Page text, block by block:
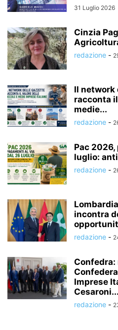
31 Luglio 2026
Cinzia
redazione -
Il network
racconta
medie...
redazione -
Pac
luglio:
redazione -
incontra
redazione -
Confedra:
Imprese
Cesaroni...
redazione -